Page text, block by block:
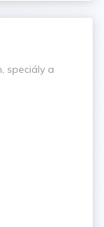
speciály a